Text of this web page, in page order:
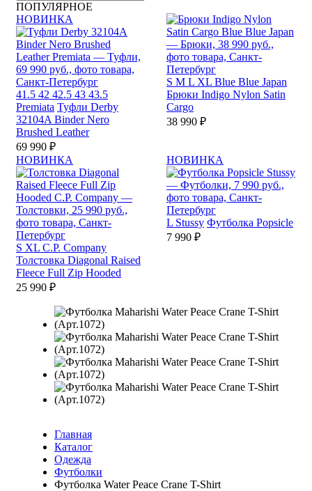
ПОПУЛЯРНОЕ
НОВИНКА
41.5 42 42.5 43 43.5
Premiata Туфли Derby
32104A Binder Nero
Brushed Leather
69 990 ₽
S M L XL Blue Blue Japan
Брюки Indigo Nylon Satin
Cargo
38 990 ₽
НОВИНКА
S XL C.P. Company
Толстовка Diagonal Raised
Fleece Full Zip Hooded
25 990 ₽
НОВИНКА
L Stussy Футболка Popsicle
7 990 ₽
Главная
Каталог
Одежда
Футболки
Футболка Water Peace Crane T-Shirt